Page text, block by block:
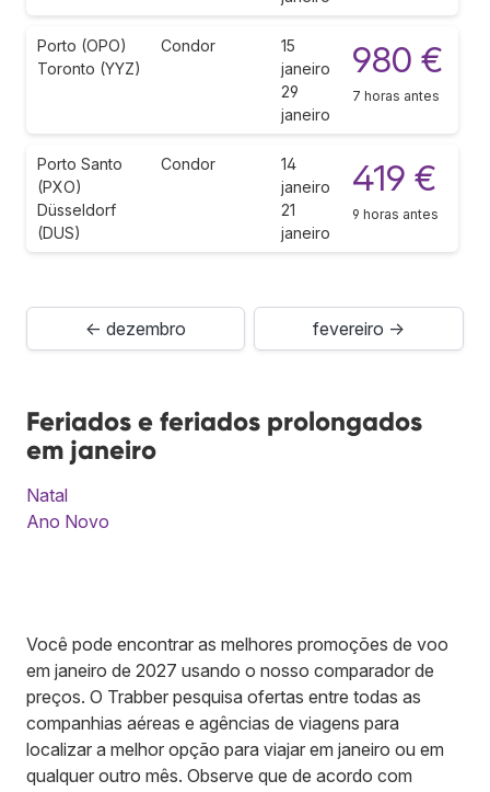
Porto (OPO)
Toronto (YYZ)
Condor
15
janeiro
29
janeiro
980 €
7 horas antes
Porto Santo
(PXO)
Düsseldorf
(DUS)
Condor
14
janeiro
21
janeiro
419 €
9 horas antes
← dezembro fevereiro →
Feriados e feriados prolongados
em janeiro
Natal
Ano Novo
Você pode encontrar as melhores promoções de voo
em janeiro de 2027 usando o nosso comparador de
preços. O Trabber pesquisa ofertas entre todas as
companhias aéreas e agências de viagens para
localizar a melhor opção para viajar em janeiro ou em
qualquer outro mês. Observe que de acordo com